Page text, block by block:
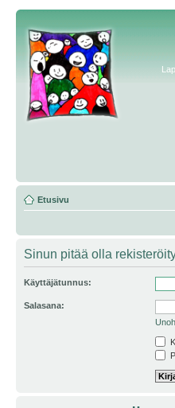
Etusivu
Sinun pitää olla
Käyttäjätunnus:
Salasana: